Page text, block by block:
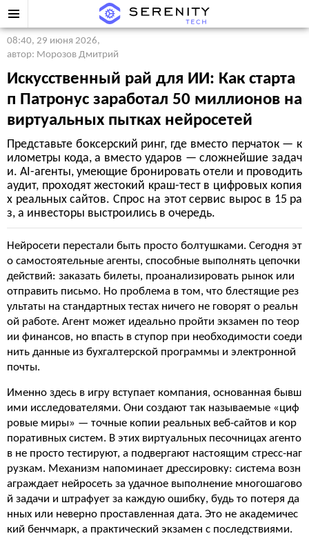
08:40, 29 июня 2026,
автор: Морозов Дмитрий
Искусственный рай для ИИ: Как старта
п Патронус заработал 50 миллионов на
виртуальных пытках нейросетей
Представьте боксерский ринг, где вместо перчаток — к
илометры кода, а вместо ударов — сложнейшие задач
и. AI-агенты, умеющие бронировать отели и проводить
аудит, проходят жестокий краш-тест в цифровых копия
х реальных сайтов. Спрос на этот сервис вырос в 15 ра
з, а инвесторы выстроились в очередь.
Нейросети перестали быть просто болтушками. Сегодня эт
о самостоятельные агенты, способные выполнять цепочки
действий: заказать билеты, проанализировать рынок или
отправить письмо. Но проблема в том, что блестящие рез
ультаты на стандартных тестах ничего не говорят о реальн
ой работе. Агент может идеально пройти экзамен по теор
ии финансов, но впасть в ступор при необходимости соеди
нить данные из бухгалтерской программы и электронной
почты.
Именно здесь в игру вступает компания, основанная бывш
ими исследователями. Они создают так называемые «циф
ровые миры» — точные копии реальных веб-сайтов и кор
поративных систем. В этих виртуальных песочницах агенто
в не просто тестируют, а подвергают настоящим стресс-наг
рузкам. Механизм напоминает дрессировку: система возн
аграждает нейросеть за удачное выполнение многошагово
й задачи и штрафует за каждую ошибку, будь то потеря да
нных или неверно проставленная дата. Это не академичес
кий бенчмарк, а практический экзамен с последствиями.